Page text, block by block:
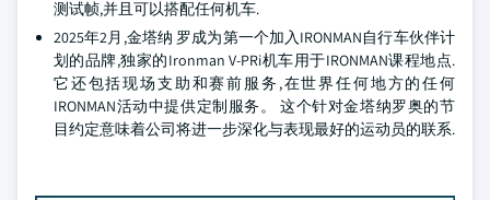
测试帧,并且可以搭配任何机车.
2025年2月,金塔纳 罗成为第一个加入IRONMAN自行车伙伴计
划的品牌,独家的Ironman V-PRi机车用于IRONMAN课程地点.
它还包括现场支助和赛前服务,在世界任何地方的任何
IRONMAN活动中提供定制服务。 这个针对金塔纳罗奥的节
目约定意味着公司将进一步深化与表现最好的运动员的联系.